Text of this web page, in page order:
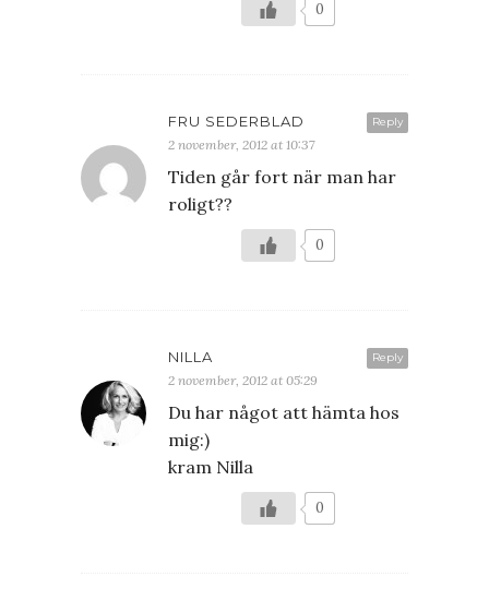
0
Reply
FRU SEDERBLAD
2 november, 2012 at 10:37
Tiden går fort när man har
roligt??
0
Reply
NILLA
2 november, 2012 at 05:29
Du har något att hämta hos
mig:)
kram Nilla
0